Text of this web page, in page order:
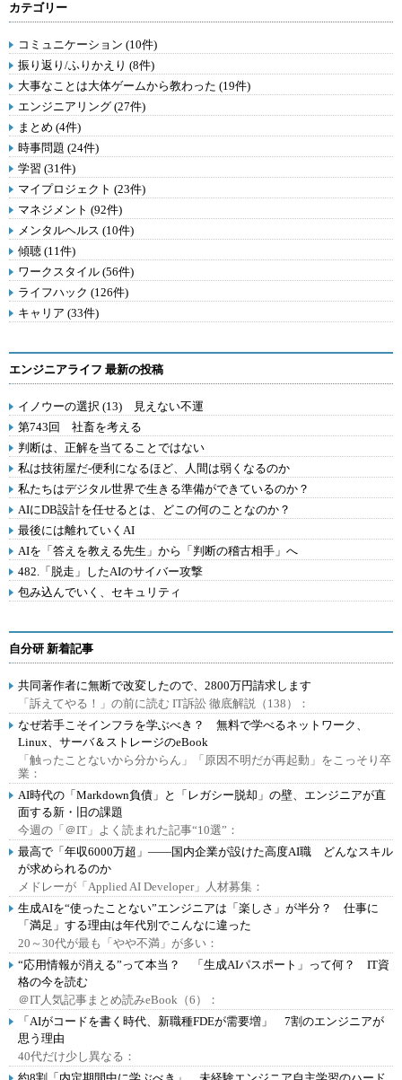
カテゴリー
コミュニケーション (10件)
振り返り/ふりかえり (8件)
大事なことは大体ゲームから教わった (19件)
エンジニアリング (27件)
まとめ (4件)
時事問題 (24件)
学習 (31件)
マイプロジェクト (23件)
マネジメント (92件)
メンタルヘルス (10件)
傾聴 (11件)
ワークスタイル (56件)
ライフハック (126件)
キャリア (33件)
エンジニアライフ 最新の投稿
イノウーの選択 (13) 見えない不運
第743回 社畜を考える
判断は、正解を当てることではない
私は技術屋だ-便利になるほど、人間は弱くなるのか
私たちはデジタル世界で生きる準備ができているのか？
AIにDB設計を任せるとは、どこの何のことなのか？
最後には離れていくAI
AIを「答えを教える先生」から「判断の稽古相手」へ
482.「脱走」したAIのサイバー攻撃
包み込んでいく、セキュリティ
自分研 新着記事
共同著作者に無断で改変したので、2800万円請求します
「訴えてやる！」の前に読む IT訴訟 徹底解説（138）：
なぜ若手こそインフラを学ぶべき？ 無料で学べるネットワーク、
Linux、サーバ＆ストレージのeBook
「触ったことないから分からん」「原因不明だが再起動」をこっそり卒
業：
AI時代の「Markdown負債」と「レガシー脱却」の壁、エンジニアが直
面する新・旧の課題
今週の「＠IT」よく読まれた記事“10選”：
最高で「年収6000万超」――国内企業が設けた高度AI職 どんなスキル
が求められるのか
メドレーが「Applied AI Developer」人材募集：
生成AIを“使ったことない”エンジニアは「楽しさ」が半分？ 仕事に
「満足」する理由は年代別でこんなに違った
20～30代が最も「やや不満」が多い：
“応用情報が消える”って本当？ 「生成AIパスポート」って何？ IT資
格の今を読む
＠IT人気記事まとめ読みeBook（6）：
「AIがコードを書く時代、新職種FDEが需要増」 7割のエンジニアが
思う理由
40代だけ少し異なる：